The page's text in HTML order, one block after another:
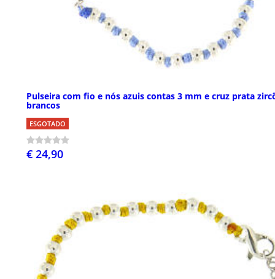
Pulseira com fio e nós azuis contas 3 mm e cruz prata
brancos
ESGOTADO
€ 24,90